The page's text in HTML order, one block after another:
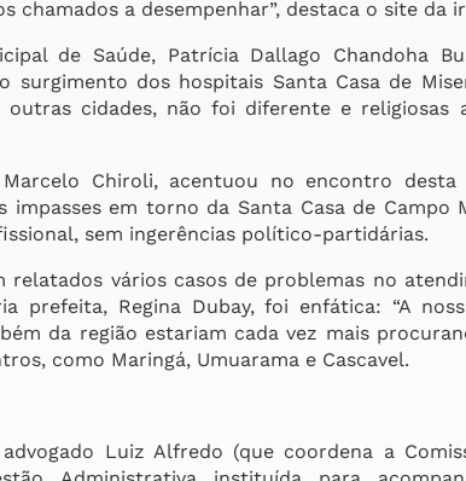
chamados a desempenhar”, destaca o site da
de Saúde, Patrícia Dallago Chandoha
surgimento dos hospitais Santa Casa de
cidades, não foi diferente e religiosas
Chiroli, acentuou no encontro
impasses em torno da Santa Casa de Campo
sem ingerências político-partidárias.
relatados vários casos de problemas no
prefeita, Regina Dubay, foi enfática: “A
da região estariam cada vez mais
como Maringá, Umuarama e Cascavel.
Luiz Alfredo (que coordena a